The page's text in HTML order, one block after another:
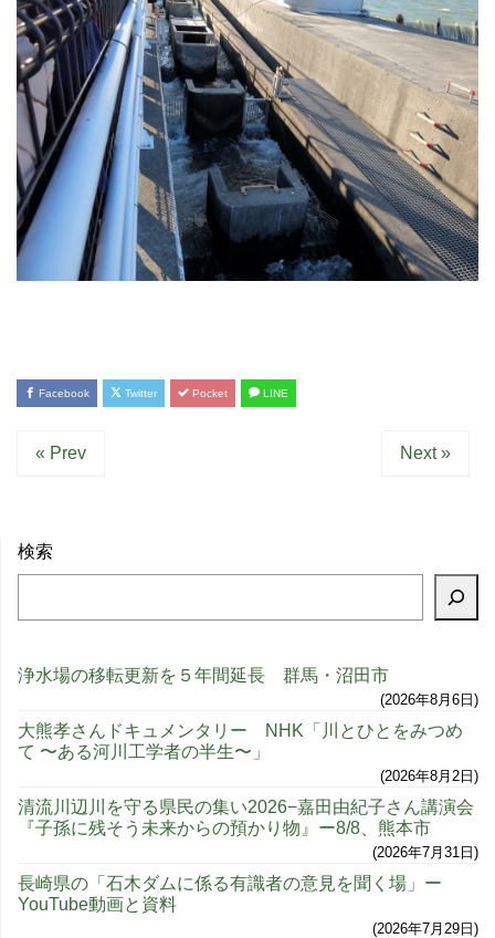
Facebook Twitter Pocket LINE
« Prev Next »
検索
浄水場の移転更新を５年間延長 群馬・沼田市
2026年8月6日
大熊孝さんドキュメンタリー NHK「川とひとをみつめ
て 〜ある河川工学者の半生〜」
2026年8月2日
清流川辺川を守る県民の集い2026−嘉田由紀子さん講演会
『子孫に残そう未来からの預かり物』ー8/8、熊本市
2026年7月31日
長崎県の「石木ダムに係る有識者の意見を聞く場」ー
YouTube動画と資料
2026年7月29日